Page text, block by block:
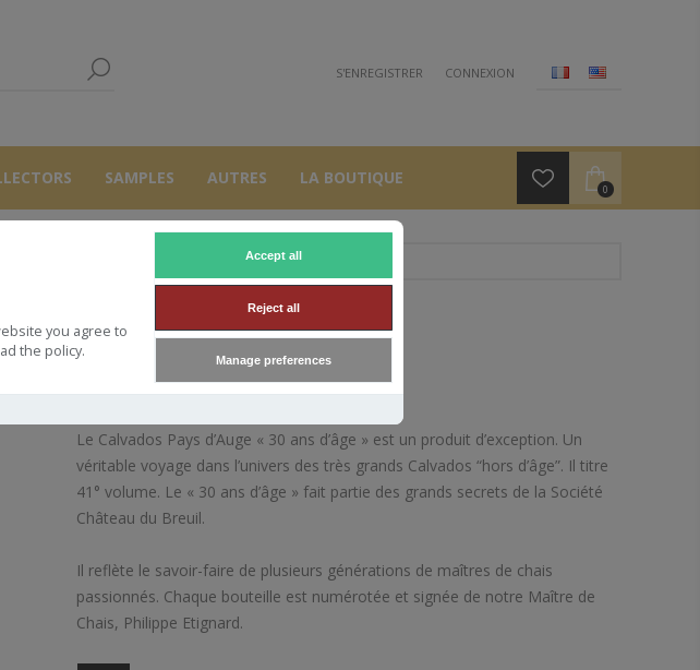
you agree to
the policy.
Accept all
Reject all
Manage preferences
S'ENREGISTRER CONNEXION
SAMPLES AUTRES LA BOUTIQUE
0
30 YO - BOIS
Le Calvados Pays d’Auge « 30 ans d’âge » est un produit d’exception. Un
véritable voyage dans l’univers des très grands Calvados “hors d’âge”. Il titre
41° volume. Le « 30 ans d’âge » fait partie des grands secrets de la Société
Château du Breuil.
Il reflète le savoir-faire de plusieurs générations de maîtres de chais
passionnés. Chaque bouteille est numérotée et signée de notre Maître de
Chais, Philippe Etignard.